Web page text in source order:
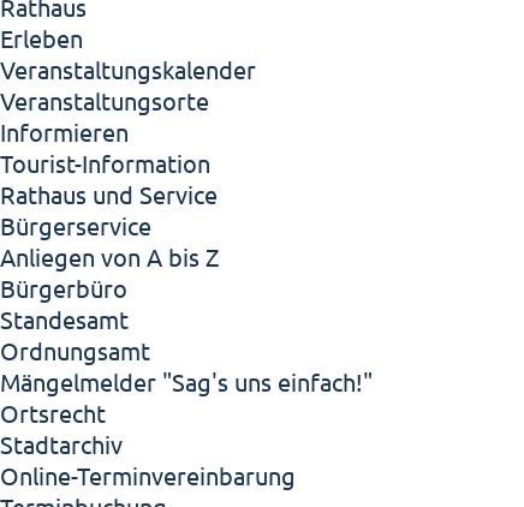
Rathaus
Erleben
Veranstaltungskalender
Veranstaltungsorte
Informieren
Tourist-Information
Rathaus und Service
Bürgerservice
Anliegen von A bis Z
Bürgerbüro
Standesamt
Ordnungsamt
Mängelmelder "Sag's uns einfach!"
Ortsrecht
Stadtarchiv
Online-Terminvereinbarung